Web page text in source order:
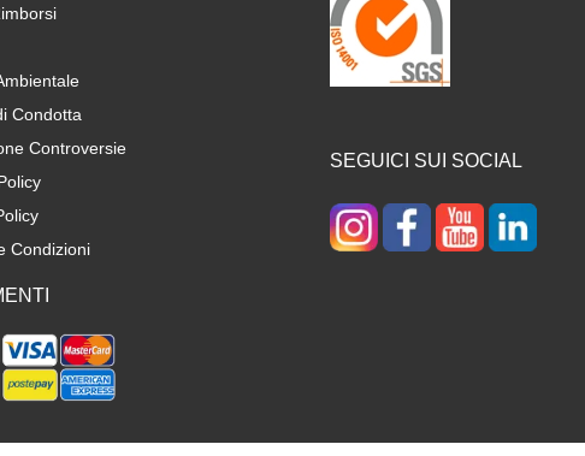
Condotta
Controversie
Condizioni
SEGUICI SUI SOCIAL